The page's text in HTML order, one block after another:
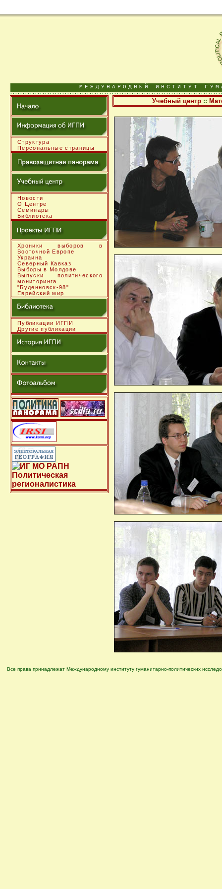
МЕЖДУНАРОДНЫЙ ИНСТИТУТ
Структура
Персональные страницы
Новости
О Центре
Семинары
Библиотека
Хроники выборов в
Восточной Европе
Украина
Северный Кавказ
Выборы в Молдове
Выпуски политического
мониторинга
"Буденновск-98"
Еврейский мир
Публикации ИГПИ
Другие публикации
Учебный центр ::
Все права принадлежат Международному институту гуманитарно-политических